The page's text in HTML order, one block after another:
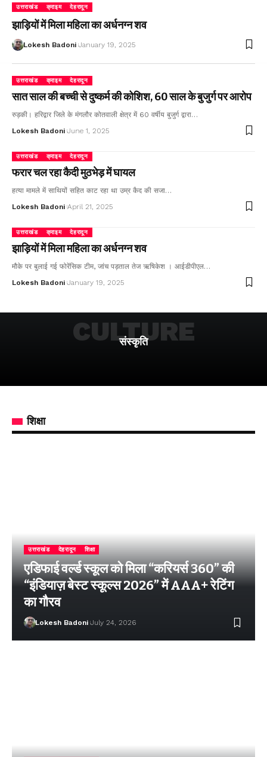
उत्तराखंड क्राइम देहरादून
झाड़ियों में मिला महिला का अर्धनग्न शव
Lokesh Badoni January 19, 2025
उत्तराखंड क्राइम देहरादून
सात साल की बच्ची से दुष्कर्म की कोशिश, 60 साल के बुजुर्ग पर आरोप
रुड़की। हरिद्वार जिले के मंगलौर कोतवाली क्षेत्र में 60 वर्षीय बुजुर्ग द्वारा…
Lokesh Badoni June 1, 2025
उत्तराखंड क्राइम देहरादून
फरार चल रहा कैदी मुठभेड़ में घायल
हत्या मामले में साथियों सहित काट रहा था उम्र कैद की सजा…
Lokesh Badoni April 21, 2025
उत्तराखंड क्राइम देहरादून
झाड़ियों में मिला महिला का अर्धनग्न शव
मौके पर बुलाई गई फोरेंसिक टीम, जांच पड़ताल तेज ऋषिकेश । आईडीपीएल…
Lokesh Badoni January 19, 2025
संस्कृति
CULTURE
शिक्षा
उत्तराखंड देहरादून शिक्षा
एडिफाई वर्ल्ड स्कूल को मिला “करियर्स 360” की
“इंडियाज़ बेस्ट स्कूल्स 2026” में AAA+ रेटिंग
का गौरव
Lokesh Badoni July 24, 2026